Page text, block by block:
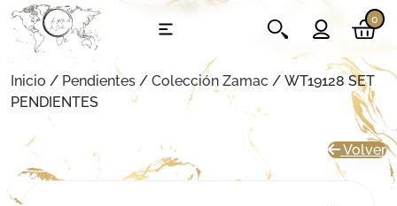
0
Inicio / Pendientes / Colección Zamac / WT19128 SET
PENDIENTES
Volver